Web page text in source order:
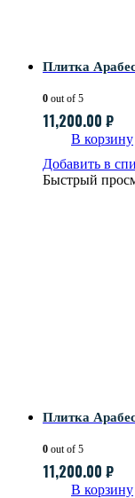
Плитка
0 out of 5
11,200.00 ₽
В корзину
Добавить в
Быстрый
Плитка
0 out of 5
11,200.00 ₽
В корзину